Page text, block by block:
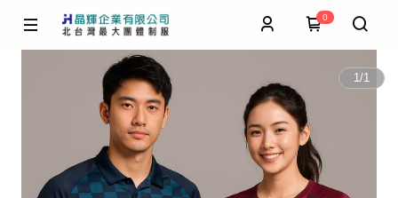
0
1/1